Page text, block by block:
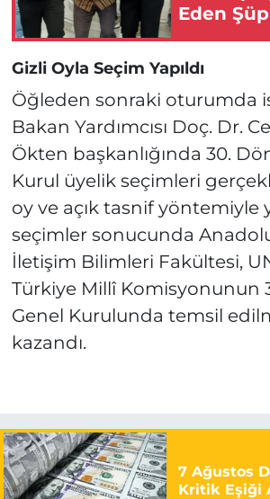
Eden
Baskın!
Gizli Oyla Seçim Yapıldı
Öğleden sonraki oturumda
Bakan Yardımcısı Doç. Dr.
Ökten başkanlığında 30.
Kurul üyelik seçimleri
oy ve açık tasnif yöntemiyle
seçimler sonucunda
İletişim Bilimleri Fakültesi,
Türkiye Millî Komisyonunun
Genel Kurulunda temsil
kazandı.
7 Ağustos
Kritik Eşiği